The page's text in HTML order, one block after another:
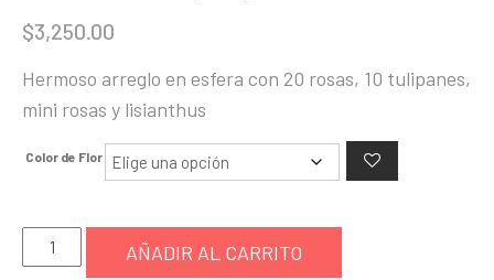
$3,250.00
Hermoso arreglo en esfera con 20 rosas, 10 tulipanes,
mini rosas y lisianthus
Color de Flor
Esfera
con
AÑADIR AL CARRITO